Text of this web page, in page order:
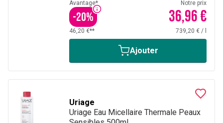
Avantage*
-20%
Notre prix
36,96 €
46,20 €** 739,20 € /
Ajouter
Uriage
Uriage Eau Micellaire Thermale Peaux